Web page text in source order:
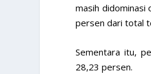
masih didominasi
persen dari total
Sementara itu,
28,23 persen.